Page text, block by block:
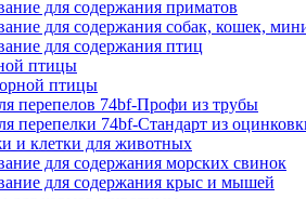
для содержания приматов
для содержания собак, кошек,
для содержания птиц
птицы
птицы
перепелов 74bf-Профи из трубы
перепелки 74bf-Стандарт из
и клетки для животных
для содержания морских свинок
для содержания крыс и мышей